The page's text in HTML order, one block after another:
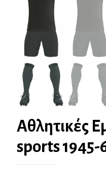
Αθλητικές
sports 1945-